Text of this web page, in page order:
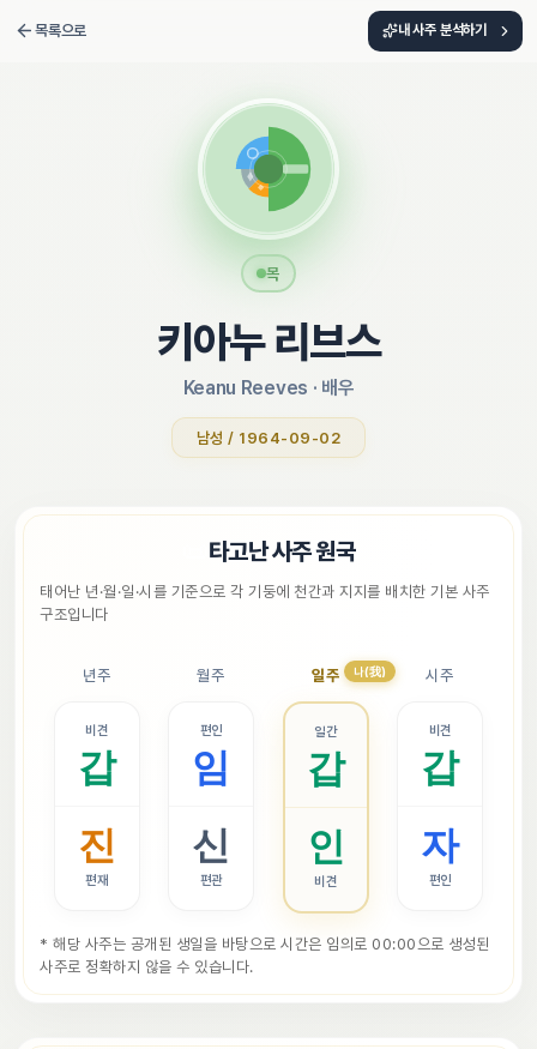
목록으로 내 사주 분석하기
목
키아누 리브스
Keanu Reeves · 배우
남성 / 1964-09-02
타고난 사주 원국
태어난 년·월·일·시를 기준으로 각 기둥에 천간과 지지를 배치한 기본 사주
구조입니다
시주
비견
갑
자
편인
일주
일간
갑
인
비견
나(我)
월주
편인
임
신
편관
년주
비견
갑
진
편재
* 해당 사주는 공개된 생일을 바탕으로 시간은 임의로 00:00으로 생성된
사주로 정확하지 않을 수 있습니다.